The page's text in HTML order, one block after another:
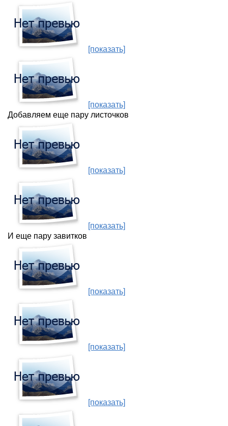
[показать]
[показать]
Добавляем еще пару листочков
[показать]
[показать]
И еще пару завитков
[показать]
[показать]
[показать]